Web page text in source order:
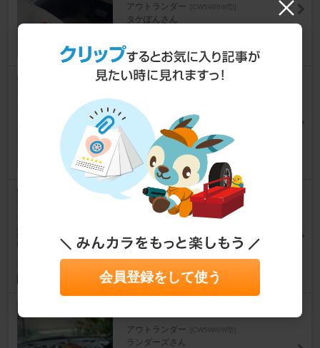
アウトランダー [CW5W/6W型]
タケぽんさん
IPF M's Basic by IPF T10×31 1
00lm 6000K AMZ-RB002
アウトランダー [CW5W/6W型]
sh4204さん
CAR MATE / カーメイト DZ36
ランダーズさん
アウトランダー [CW5W/6W型]
ランダーズさん
会員登録をして使う